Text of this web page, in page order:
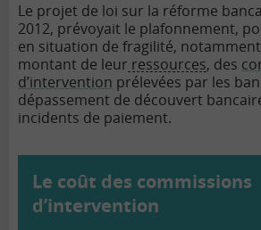
Le projet de loi sur la réforme
2012, prévoyait le plafonnement,
en situation de fragilité,
montant de leur ressources, des
d’intervention prélevées par les
dépassement de découvert
incidents de paiement.
Le coût des commissions
d’intervention